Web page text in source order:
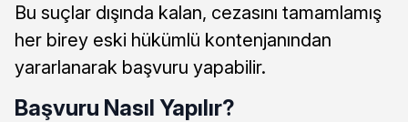
Bu suçlar dışında kalan, cezasını tamamlamış
her birey eski hükümlü kontenjanından
yararlanarak başvuru yapabilir.
Başvuru Nasıl Yapılır?